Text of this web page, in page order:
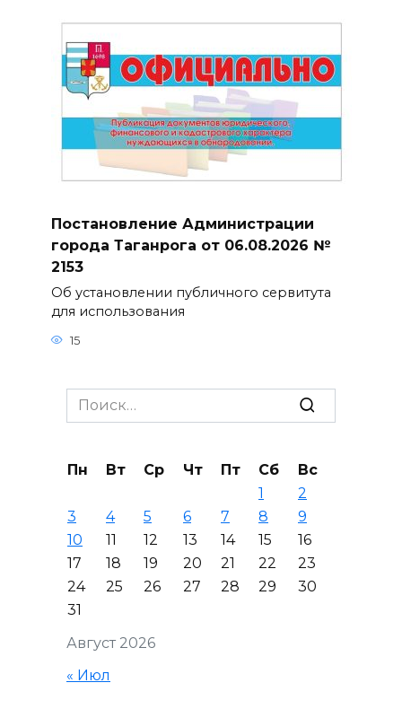
Постановление Администрации
города Таганрога от 06.08.2026 №
2153
Об установлении публичного сервитута
для использования
15
Search
for:
Август 2026
Пн Вт Ср Чт Пт Сб
Вс
1
2
3
4 5 6 7 8
9
10
11 12 13 14 15
16
17
18 19 20 21 22
23
24
25 26 27 28 29
30
31
« Июл